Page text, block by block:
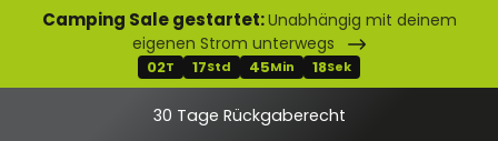
springen
Camping Sale gestartet:Unabhängig mit deinem
eigenen Strom unterwegs
02T 17Std 45Min 18Sek
30 Tage Rückgaberecht